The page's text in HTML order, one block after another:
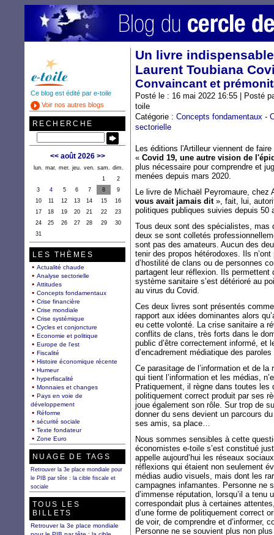
Un livre
Laurent Toubiana
Convaincant et
Posté le : 16 mai 2022 16:55 | Posté
toile
Catégorie : Concepts fondamentaux -
sectorielle
Les éditions l'Artilleur viennent de
« Covid 19, une autre vision de
plus nécessaire pour comprendre et
menées depuis mars 2020.
Le livre de Michaël Peyromaure, chez
vous avait jamais dit», fait, lui,
politiques publiques suivies depuis 50
Tous deux sont des spécialistes, mas
deux se sont colletés
sont pas des amateurs. Aucun des
tenir des propos hétérodoxes. Ils
d’hostilité de clans ou de personnes
partagent leur réflexion. Ils
système sanitaire s’est détérioré au
au virus du Covid.
Ces deux livres sont présentés
rapport aux idées dominantes alors
eu cette volonté. La crise sanitaire a
conflits de clans, très forts dans le
public d’être correctement informé, et
d’encadrement médiatique des
Ce parasitage de l’information et de
qui tient l’information et les médias,
Pratiquement, il règne dans toutes
politiquement correct produit par ses
joue également son rôle. Sur trop de
donner du sens devient un parcours
ses amis, sa place…
Nous sommes sensibles à cette
économistes e-toile s’est constitué
appelle aujourd’hui les réseaux
réflexions qui étaient non seulement
médias audio visuels, mais dont les
campagnes infamantes. Personne ne
d’immense réputation, lorsqu’il a tenu
correspondait plus à certaines
d’une forme de politiquement correct
de voir, de comprendre et d’informer,
Personne ne se souvient plus non
Ce blog est édité par e-toile
Voir nos autres blogs
RECHERCHE
<< août 2026 >>
lun. mar. mer. jeu. ven. sam.
dim.
1
2
3
4 5 6 7 8
9
10
11 12 13 14 15
16
17
18 19 20 21 22
23
24
25 26 27 28 29
30
31
LES THÈMES
Actualité chaude
Analyse sectorielle
Attitudes
Concepts fondamentaux
Crise financière
Crise mondiale
Crise systémique
Cycles et conjoncture
Economie et politique
Europe de l'est
Fiscalité
Histoire économique récente
Humeur
hyperfiscalité
Monnaies et changes
Pays en voie de
développement
Réforme
sécurité sociale
Texte fondateur
Zone Euro
NUAGE DE TAGS
Retrouver la 3e place mondiale pour
le PIB par tête : la cible fiscale et
sociale
TOUS LES
BILLETS
Retrouver la 3e place mondiale